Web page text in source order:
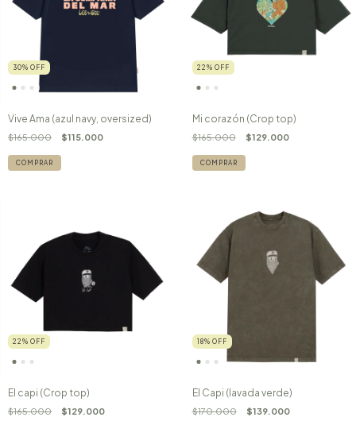
30% OFF
Vive Ama (azul navy, oversized)
$165.000 $115.000
COMPRAR
22 % OFF
Mi corazón (Crop top)
$165.000 $129.000
COMPRAR
22 % OFF
El capi (Crop top)
$165.000 $129.000
18% OFF
El Capi (lavada verde)
$170.000 $139.000